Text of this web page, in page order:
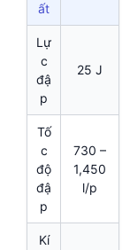
ất
Lự
c
đậ
p
25 J
Tố
c
độ
đậ
p
730 –
1,450
l/p
Kí